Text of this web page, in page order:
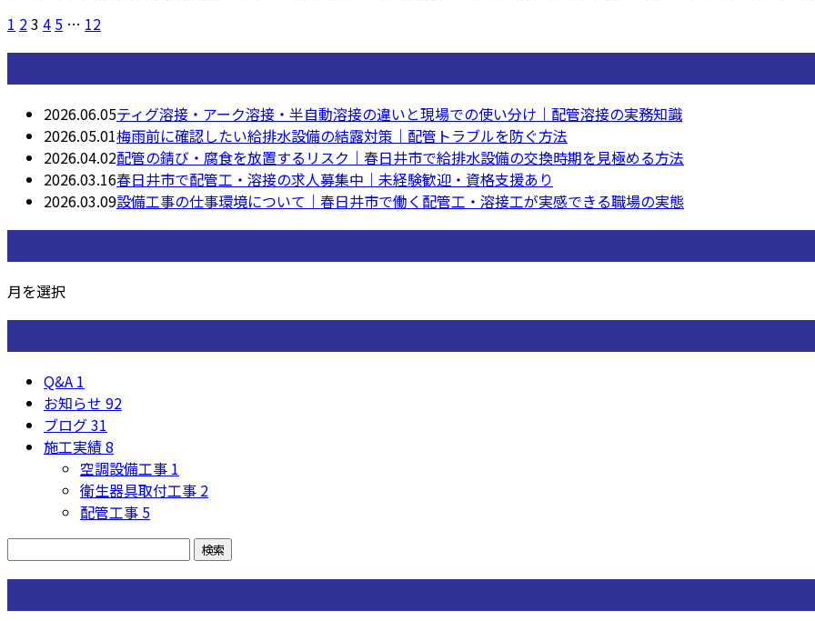
1 23 4 5 … 12
2026.06.05ティグ溶接・アーク溶接・半自動溶接の違いと現場での使い分け｜配管溶接の実務知識
2026.05.01梅雨前に確認したい給排水設備の結露対策｜配管トラブルを防ぐ方法
2026.04.02配管の錆び・腐食を放置するリスク｜春日井市で給排水設備の交換時期を見極める方法
2026.03.16春日井市で配管工・溶接の求人募集中｜未経験歓迎・資格支援あり
2026.03.09設備工事の仕事環境について｜春日井市で働く配管工・溶接工が実感できる職場の実態
月を選択
Q&A 1
お知らせ 92
ブログ31
施工実績8
空調設備工事 1
衛生器具取付工事 2
配管工事 5